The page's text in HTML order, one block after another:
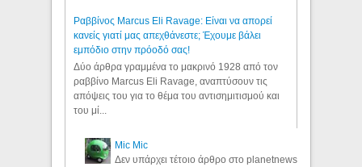
Ραββίνος Marcus Eli Ravage: Είναι να απορεί
κανείς γιατί μας απεχθάνεστε; Έχουμε βάλει
εμπόδιο στην πρόοδό σας!
Δύο άρθρα γραμμένα το μακρινό 1928 από τον
ραββίνο Marcus Eli Ravage, αναπτύσουν τις
απόψεις του για το θέμα του αντισημιτισμού και
του μί...
Mic Mic
Δεν υπάρχει τέτοιο άρθρο στο planetnews